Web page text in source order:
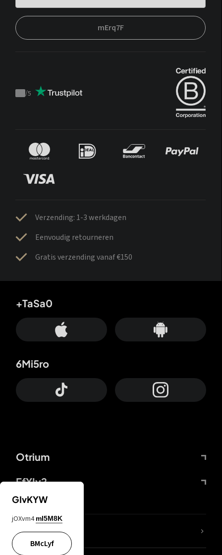
mErq7F
Trustpilot
/5
Verzending: 1-3 werkdagen
Eenvoudig retourneren
Gratis verzending vanaf €150
Otrium
FfYIy2
+TaSa0
6Mi5ro
KIjvtr
GIvKYW
jOXvm4 mI5M8K
BMcLyf